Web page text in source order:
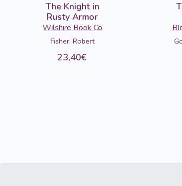
The Knight in
Rusty Armor
Wilshire Book Co
Fisher, Robert
23,40€